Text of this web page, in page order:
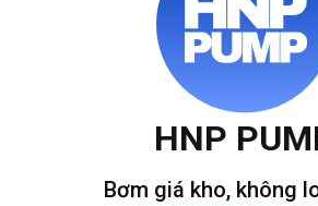
HNP
Bơm giá kho, không